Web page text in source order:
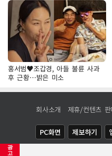
광
고
홍서범♥조갑경, 아들 불륜 사과
후 근황…밝은 미소
회사소개 제휴/컨텐츠 판
PC화면 제보하기